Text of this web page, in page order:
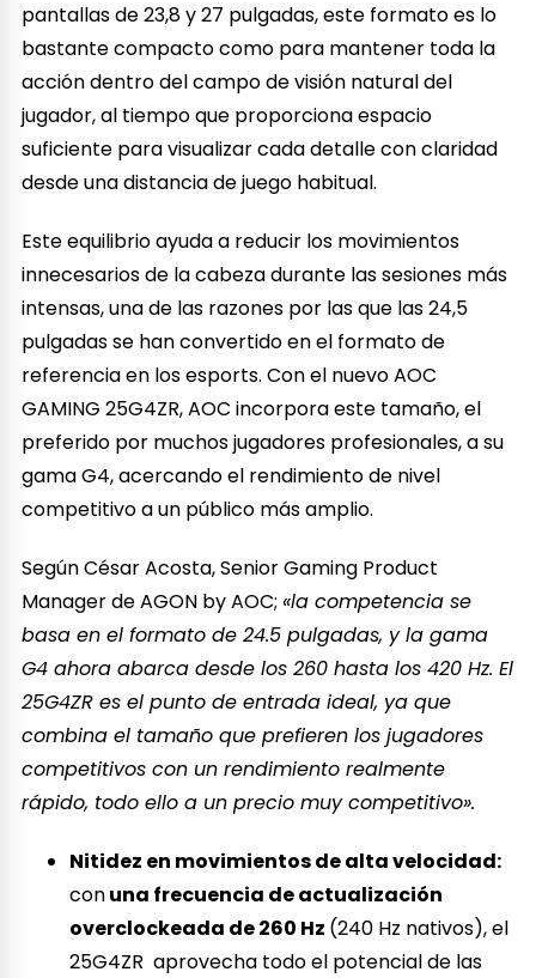
pantallas de 23,8 y 27 pulgadas, este formato es lo
bastante compacto como para mantener toda la
acción dentro del campo de visión natural del
jugador, al tiempo que proporciona espacio
suficiente para visualizar cada detalle con claridad
desde una distancia de juego habitual.
Este equilibrio ayuda a reducir los movimientos
innecesarios de la cabeza durante las sesiones más
intensas, una de las razones por las que las 24,5
pulgadas se han convertido en el formato de
referencia en los esports. Con el nuevo AOC
GAMING 25G4ZR, AOC incorpora este tamaño, el
preferido por muchos jugadores profesionales, a su
gama G4, acercando el rendimiento de nivel
competitivo a un público más amplio.
Según César Acosta, Senior Gaming Product
Manager de AGON by AOC;«la competencia se
basa en el formato de 24.5 pulgadas, y la gama
G4 ahora abarca desde los 260 hasta los 420 Hz. El
25G4ZR es el punto de entrada ideal, ya que
combina el tamaño que prefieren los jugadores
competitivos con un rendimiento realmente
rápido, todo ello a un precio muy competitivo».
Nitidez en movimientos de alta velocidad:
conuna frecuencia de actualización
overclockeada de 260 Hz (240 Hz nativos), el
25G4ZR aprovecha todo el potencial de las